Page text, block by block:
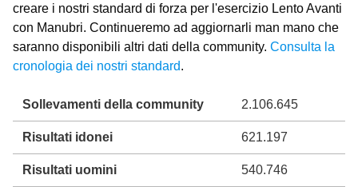
creare i nostri standard di forza per l'esercizio Lento Avanti
con Manubri. Continueremo ad aggiornarli man mano che
saranno disponibili altri dati della community. Consulta la
cronologia dei nostri standard.
Sollevamenti della community 2.106.645
Risultati idonei 621.197
Risultati uomini 540.746